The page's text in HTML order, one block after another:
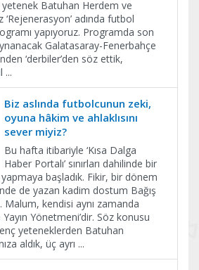
yetenek Batuhan Herdem ve
adında futbol
yapıyoruz. Programda son
Galatasaray-Fenerbahçe
‘derbiler’den söz ettik,
...
Biz aslında futbolcunun zeki,
oyuna hâkim ve ahlaklısını
sever miyiz?
Bu hafta itibariyle ‘Kısa Dalga
Haber Portalı’ sınırları dahilinde bir
başladık. Fikir, bir dönem
de yazan kadim dostum Bağış
Malum, kendisi aynı zamanda
Yönetmeni’dir. Söz konusu
yeteneklerden Batuhan
aldık, üç ayrı ...